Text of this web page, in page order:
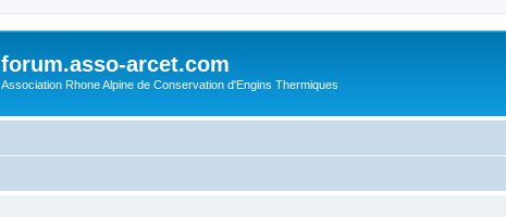
forum.asso-arcet.com
Association Rhone Alpine de Conservation d'Engins Thermiques